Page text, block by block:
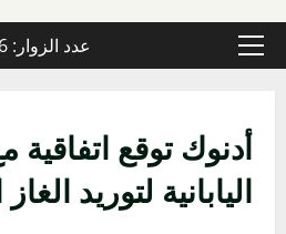
القائمة
عدد الزوار: 1045266
أدنوك توقع اتفاقية
اليابانية لتوريد